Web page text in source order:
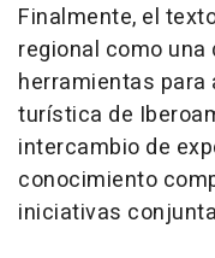
Finalmente, el
regional como
herramientas
turística de
intercambio de
conocimiento
iniciativas